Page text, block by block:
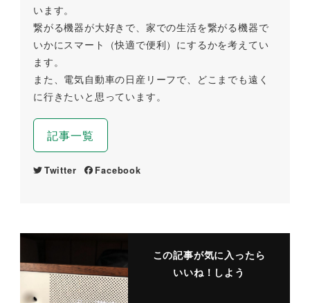
います。
繋がる機器が大好きで、家での生活を繋がる機器で
いかにスマート（快適で便利）にするかを考えてい
ます。
また、電気自動車の日産リーフで、どこまでも遠く
に行きたいと思っています。
記事一覧
Twitter Facebook
この記事が気に入ったら
いいね！しよう